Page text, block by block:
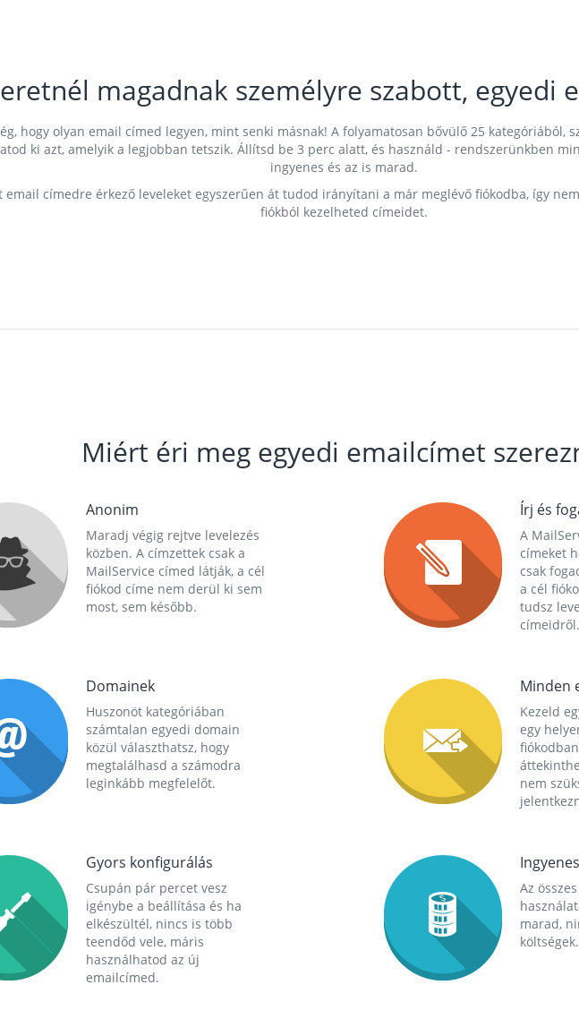
magadnak személyre szabott, egyedi
hogy olyan email címed legyen, mint senki másnak! A folyamatosan bővülő 25 kategóriából,
ki azt, amelyik a legjobban tetszik. Állítsd be 3 perc alatt, és használd - rendszerünkben
ingyenes és az is marad.
email címedre érkező leveleket egyszerűen át tudod irányítani a már meglévő fiókodba, így
fiókból kezelheted címeidet.
Miért éri meg egyedi emailcímet
Anonim
Maradj végig rejtve levelezés
közben. A címzettek csak a
MailService címed látják, a cél
fiókod címe nem derül ki sem
most, sem később.
Írj és
A
címeket
csak
a cél
tudsz
címeidről.
Domainek
Huszonöt kategóriában
számtalan egyedi domain
közül választhatsz, hogy
megtalálhasd a számodra
leginkább megfelelőt.
Minden
Kezeld
egy
nem
Gyors konfigurálás
Csupán pár percet vesz
igénybe a beállítása és ha
elkészültél, nincs is több
teendőd vele, máris
használhatod az új
emailcímed.
Ingyenes
Az
marad,
költségek.